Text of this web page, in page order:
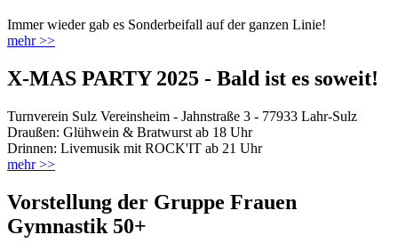
Immer wieder gab es Sonderbeifall auf der ganzen Linie!
mehr >>
X-MAS PARTY 2025 - Bald ist es soweit!
Turnverein Sulz Vereinsheim - Jahnstraße 3 - 77933 Lahr-Sulz
Draußen: Glühwein & Bratwurst ab 18 Uhr
Drinnen: Livemusik mit ROCK'IT ab 21 Uhr
mehr >>
Vorstellung der Gruppe Frauen
Gymnastik 50+